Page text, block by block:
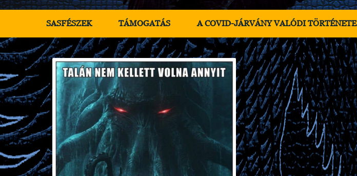
SASFÉSZEK TÁMOGATÁS A COVID-JÁRVÁNY VALÓDI TÖRTÉNETE